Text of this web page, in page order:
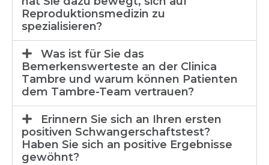
Reproduktionsmedizin zu
spezialisieren?
Was ist für Sie das
Bemerkenswerteste an der Clinica
Tambre und warum können Patienten
dem Tambre-Team vertrauen?
Erinnern Sie sich an Ihren ersten
positiven Schwangerschaftstest?
Haben Sie sich an positive Ergebnisse
gewöhnt?